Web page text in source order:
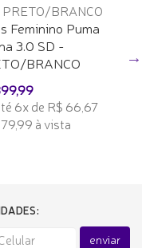
Feminino Puma
3.0 SD -
BRANCO
6x de R$ 66,67
à vista
enviar